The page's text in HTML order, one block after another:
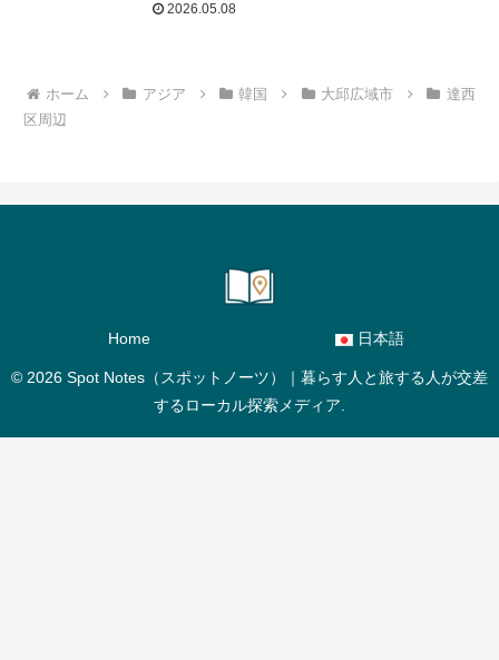
2026.05.08
ホーム アジア 韓国 大邱広域市
達西
区周辺
Home 日本語
© 2026 Spot Notes（スポットノーツ）｜暮らす人と旅する人が交差
するローカル探索メディア.